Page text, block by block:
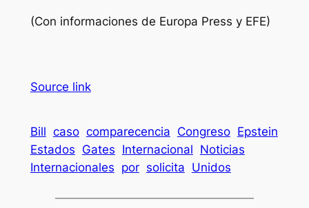
(Con informaciones de Europa Press y EFE)
Source link
Bill caso comparecencia Congreso Epstein
Estados Gates Internacional Noticias
Internacionales por solicita Unidos